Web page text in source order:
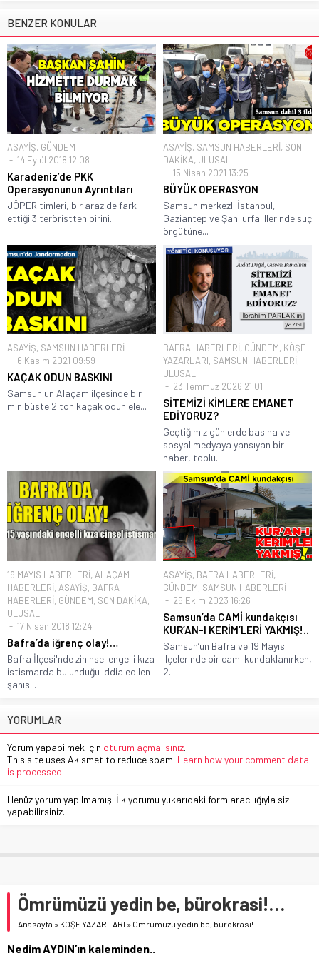
BENZER KONULAR
ASAYİŞ, GÜNDEM
14 Eylül 2018 12:08
Karadeniz’de PKK
Operasyonunun Ayrıntıları
JÖPER timleri, bir arazide fark
ettiği 3 teröristten birini...
ASAYİŞ, SAMSUN HABERLERİ, SON
DAKİKA, ULUSAL
15 Nisan 2021 13:25
BÜYÜK OPERASYON
Samsun merkezli İstanbul,
Gaziantep ve Şanlıurfa illerinde suç
örgütüne...
ASAYİŞ, SAMSUN HABERLERİ
6 Kasım 2021 09:59
KAÇAK ODUN BASKINI
Samsun'un Alaçam ilçesinde bir
minibüste 2 ton kaçak odun ele...
BAFRA HABERLERİ, GÜNDEM, KÖŞE
YAZARLARI, SAMSUN HABERLERİ,
ULUSAL
23 Temmuz 2026 21:01
SİTEMİZİ KİMLERE EMANET
EDİYORUZ?
Geçtiğimiz günlerde basına ve
sosyal medyaya yansıyan bir
haber, toplu...
19 MAYIS HABERLERİ, ALAÇAM
HABERLERİ, ASAYİŞ, BAFRA
HABERLERİ, GÜNDEM, SON DAKİKA,
ULUSAL
17 Nisan 2018 12:24
Bafra’da iğrenç olay!…
Bafra İlçesi'nde zihinsel engelli kıza
istismarda bulunduğu iddia edilen
şahıs...
ASAYİŞ, BAFRA HABERLERİ,
GÜNDEM, SAMSUN HABERLERİ
25 Ekim 2023 16:26
Samsun’da CAMİ kundakçısı
KUR’AN-I KERİM’LERİ YAKMIŞ!..
Samsun’un Bafra ve 19 Mayıs
ilçelerinde bir cami kundaklanırken,
2...
YORUMLAR
Yorum yapabilmek için oturum açmalısınız.
This site uses Akismet to reduce spam. Learn how your comment data
is processed.
Henüz yorum yapılmamış. İlk yorumu yukarıdaki form aracılığıyla siz
yapabilirsiniz.
Ömrümüzü yedin be, bürokrasi!…
Anasayfa » KÖŞE YAZARLARI » Ömrümüzü yedin be, bürokrasi!…
Nedim AYDIN’ın kaleminden..